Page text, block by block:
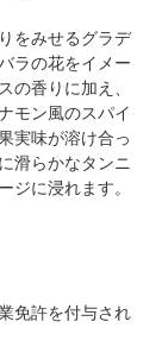
をみせるグラデ
ラの花をイメー
の香りに加え、
モン風のスパイ
実味が溶け合っ
滑らかなタンニ
ジに浸れます。
免許を付与され